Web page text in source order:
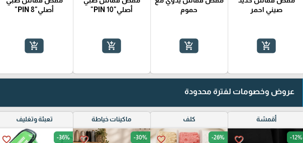
صيني احمر
add_shopping_cart
حموم
add_shopping_cart
أصلي"PIN 10"
add_shopping_cart
أصلي"PIN 8"
add_shopping_cart
عروض وخصومات لفترة محدودة
أقمشة
favorite_border -12%
كلف
favorite_border -26%
ماكينات خياطة
favorite_border -30%
تعبئة وتغليف
favorite_border -36%